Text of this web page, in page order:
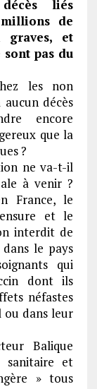
liés
de
graves, et
pas du
les non
décès
encore
que la
?
ne va-t-il
à venir ?
France, le
et le
interdit de
dans le pays
qui
dont ils
néfastes
ou dans leur
Balique
sanitaire et
» tous